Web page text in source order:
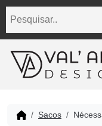
Sacos